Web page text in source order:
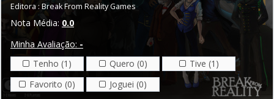
Editora :Break From Reality Games
Nota Média: 0.0
Minha Avaliação: -
Tenho (1)
Quero (0)
Tive (1)
Favorito (0)
Joguei (0)